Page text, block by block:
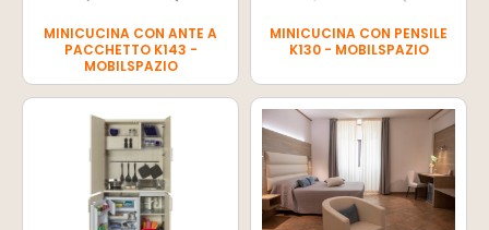
MINICUCINA CON ANTE A
PACCHETTO K143 -
MOBILSPAZIO
MINICUCINA CON PENSILE
K130 - MOBILSPAZIO